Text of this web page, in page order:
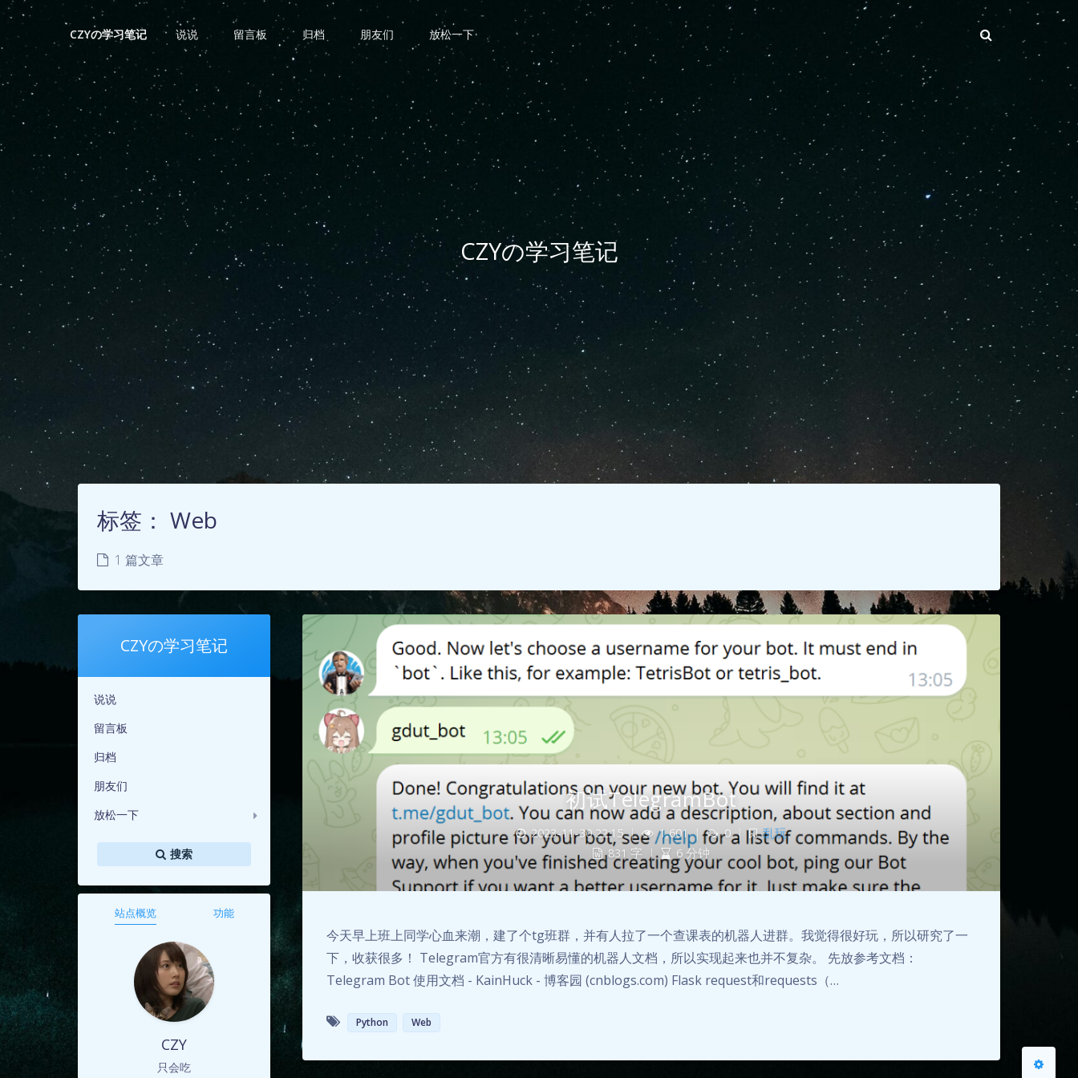
CZYの学习笔记 说说 留言板 归档 朋友们 放松一下
CZYの学习笔记
夜间模式
Sans Serif
关闭 日落
标签： Web
1 篇文章
CZYの学习笔记
说说
留言板
归档
朋友们
放松一下
搜索
站点概览 功能
CZY
只会吃
初试TelegramBot
2023-11-30 22:15 | 1,601 | 0 |
乱玩
831 字 | 6 分钟
今天早上班上同学心血来潮，建了个tg班群，并有人拉了一个查课表的机器人进群。我觉得很好玩，所以研究了一
下，收获很多！ Telegram官方有很清晰易懂的机器人文档，所以实现起来也并不复杂。 先放参考文档：
Telegram Bot 使用文档 - KainHuck - 博客园 (cnblogs.com) Flask request和requests（…
Python Web